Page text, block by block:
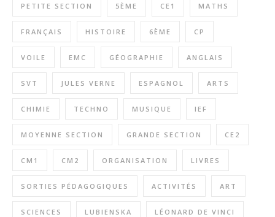
PETITE SECTION 5ÈME CE1 MATHS
FRANÇAIS HISTOIRE 6ÈME CP
VOILE EMC GÉOGRAPHIE ANGLAIS
SVT JULES VERNE ESPAGNOL ARTS
CHIMIE TECHNO MUSIQUE IEF
MOYENNE SECTION GRANDE SECTION CE2
CM1 CM2 ORGANISATION LIVRES
SORTIES PÉDAGOGIQUES ACTIVITÉS ART
SCIENCES LUBIENSKA LÉONARD DE VINCI